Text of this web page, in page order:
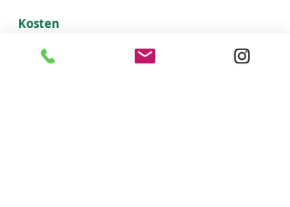
Kosten
Voor een uitgebreid overzicht van tarieven zie